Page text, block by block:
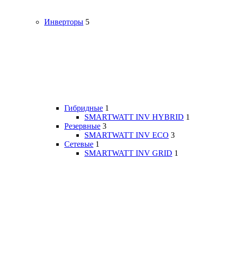
Инверторы 5
Гибридные 1
SMARTWATT INV HYBRID 1
Резервные 3
SMARTWATT INV ECO 3
Сетевые 1
SMARTWATT INV GRID 1